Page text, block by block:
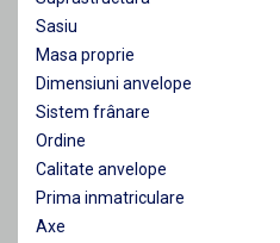
Sasiu
Masa proprie
Dimensiuni anvelope
Sistem frânare
Ordine
Calitate anvelope
Prima inmatriculare
Axe